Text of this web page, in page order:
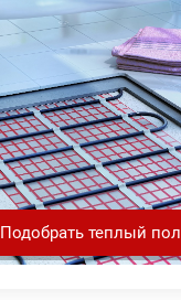
Подобрать теплый пол